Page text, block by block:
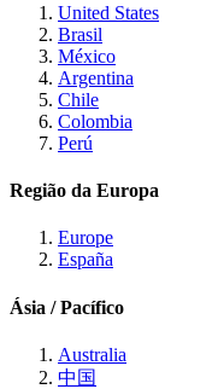
United States
Brasil
México
Argentina
Chile
Colombia
Perú
Região da Europa
Europe
España
Ásia / Pacífico
Australia
中国